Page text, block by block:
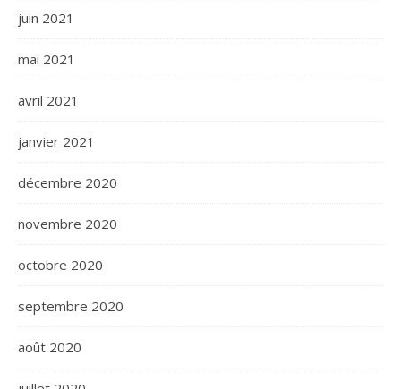
juin 2021
mai 2021
avril 2021
janvier 2021
décembre 2020
novembre 2020
octobre 2020
septembre 2020
août 2020